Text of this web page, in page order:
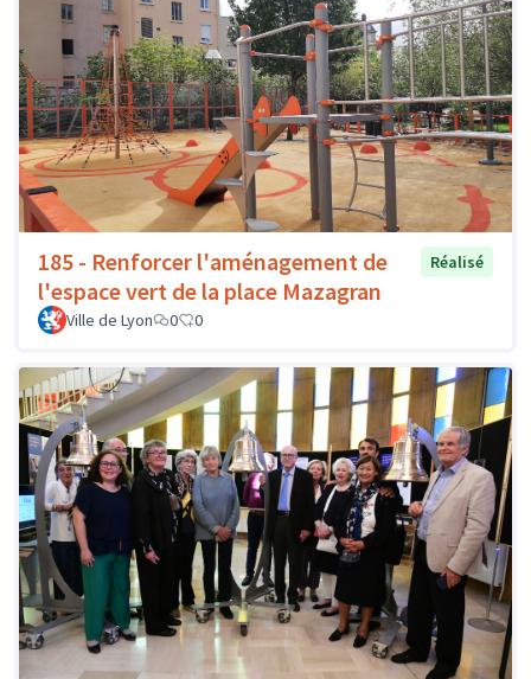
185 - Renforcer l'aménagement de
l'espace vert de la place Mazagran
Réalisé
Ville de Lyon 0 0